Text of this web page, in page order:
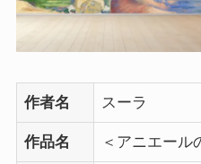
作者名 スーラ
作品名 ＜アニエール